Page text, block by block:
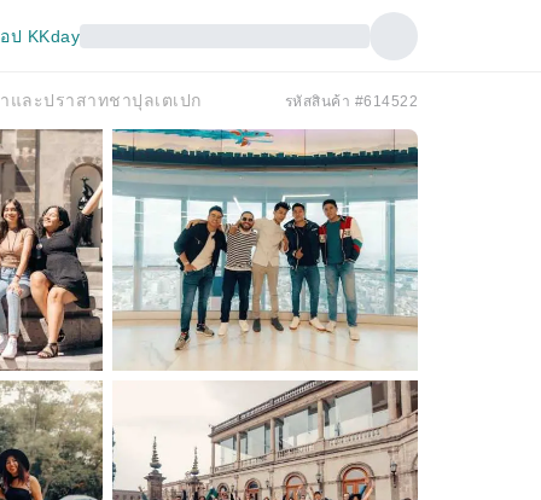
ป KKday
ละปราสาทชาปุลเตเปก รหัสสินค้า #614522